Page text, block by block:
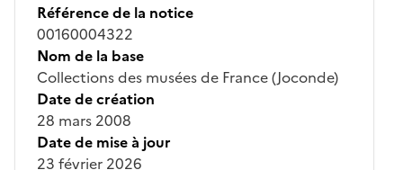
Référence de la notice
00160004322
Nom de la base
Collections des musées de France (Joconde)
Date de création
28 mars 2008
Date de mise à jour
23 février 2026